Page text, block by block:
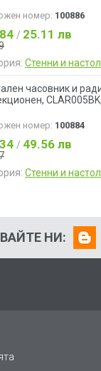
номер: 100886
/ 25.11 лв
Стенни и
часовник и
номер: 100884
/ 49.56 лв
Стенни и
НИ: